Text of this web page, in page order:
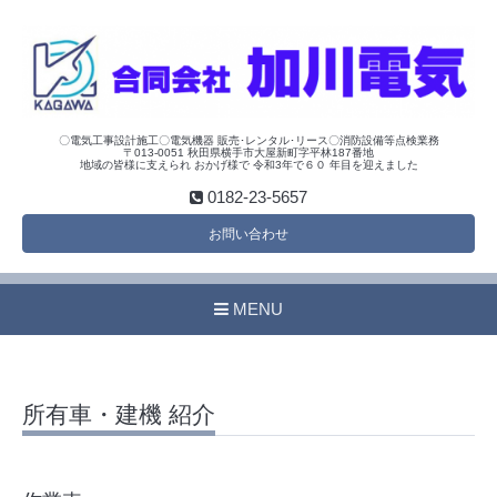
〇電気工事設計施工〇電気機器 販売･レンタル･リース〇消防設備等点検業務
〒013-0051 秋田県横手市大屋新町字平林187番地
地域の皆様に支えられ おかげ様で 令和3年で６０ 年目を迎えました
0182-23-5657
お問い合わせ
MENU
所有車・建機 紹介